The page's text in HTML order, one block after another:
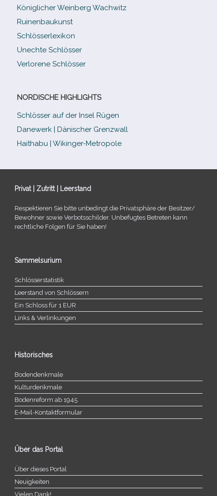
Königlicher Weinberg Wachwitz
Ruinenbaukunst
Schlösserlexikon
Unechte Schlösser
Verlorene Schlösser
NORDISCHE HIGHLIGHTS
Schlösser auf der Insel Rügen
Danewerk | Dänischer Grenzwall
Haithabu | Wikinger-Metropole
Privat | Zutritt | Leerstand
Respektieren Sie bitte unbe­dingt die Privatsphäre der Besitzer/​
Bewohner sowie Verbotsschilder. Unbefugtes Betreten kann
recht­li­che Folgen für Sie haben!
Sammelsurium
Schlösserstatistik
Leerstand von Schlössern
Ein Schloss für 1 EUR
Links & Verlinkungen
Historisches
Bodendenkmale
Kulturdenkmale
Bodenreform ab 1945
E‑Mail-​​Kontaktformular
Über das Portal
Über dieses Portal
Neuigkeiten
Vielen Dank!